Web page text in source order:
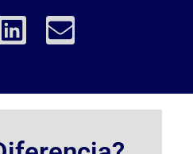
L
i
k
d
E
n
e
o